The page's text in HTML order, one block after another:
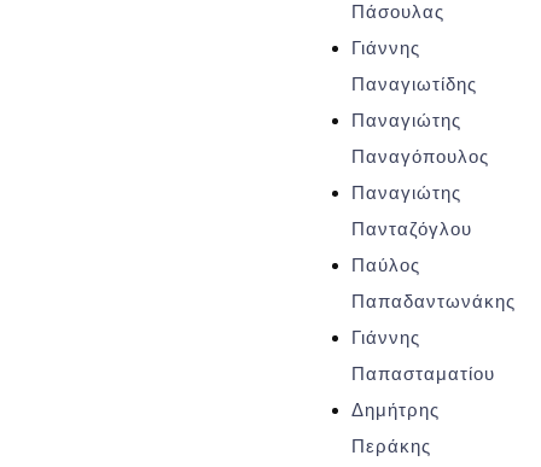
Πάσουλας
Γιάννης
Παναγιωτίδης
Παναγιώτης
Παναγόπουλος
Παναγιώτης
Πανταζόγλου
Παύλος
Παπαδαντωνάκης
Γιάννης
Παπασταματίου
Δημήτρης
Περάκης